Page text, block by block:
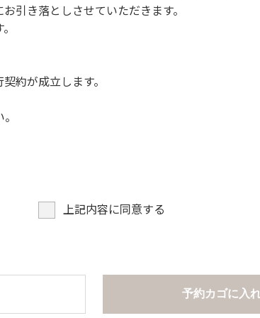
警告があった場合は素直に耳を傾け、指示に従
引き落としさせていただきます。
約が成立します。
上記内容に同意する
予約カゴに入